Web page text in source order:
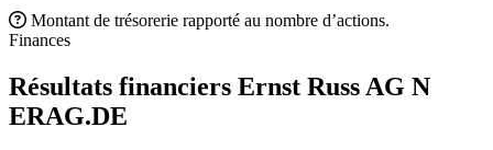
Montant de trésorerie rapporté au nombre d’actions.
Finances
Résultats financiers Ernst Russ AG N
ERAG.DE